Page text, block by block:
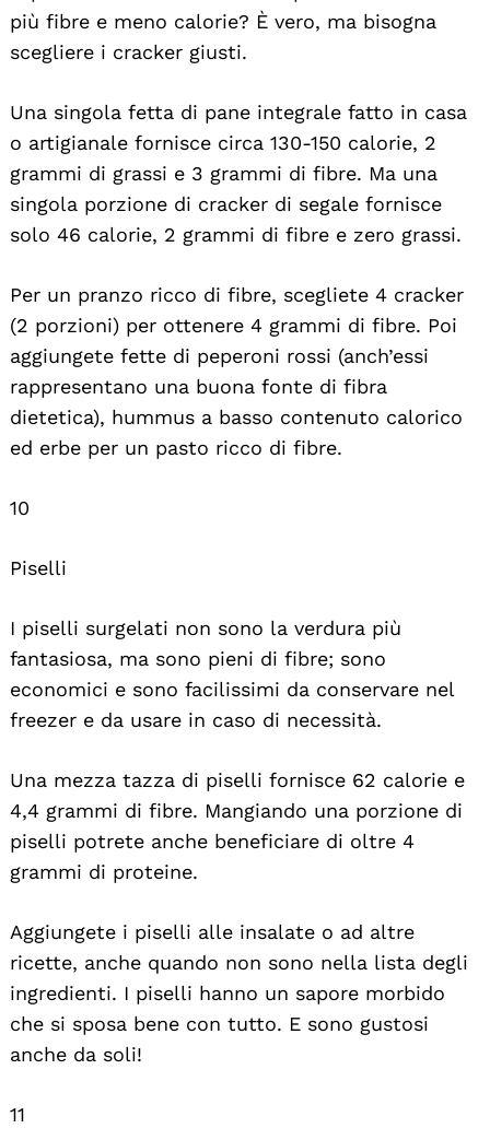
più fibre e meno calorie? È vero, ma bisogna
scegliere i cracker giusti.
Una singola fetta di pane integrale fatto in casa
o artigianale fornisce circa 130-150 calorie, 2
grammi di grassi e 3 grammi di fibre. Ma una
singola porzione di cracker di segale fornisce
solo 46 calorie, 2 grammi di fibre e zero grassi.
Per un pranzo ricco di fibre, scegliete 4 cracker
(2 porzioni) per ottenere 4 grammi di fibre. Poi
aggiungete fette di peperoni rossi (anch’essi
rappresentano una buona fonte di fibra
dietetica), hummus a basso contenuto calorico
ed erbe per un pasto ricco di fibre.
10
Piselli
I piselli surgelati non sono la verdura più
fantasiosa, ma sono pieni di fibre; sono
economici e sono facilissimi da conservare nel
freezer e da usare in caso di necessità.
Una mezza tazza di piselli fornisce 62 calorie e
4,4 grammi di fibre. Mangiando una porzione di
piselli potrete anche beneficiare di oltre 4
grammi di proteine.
Aggiungete i piselli alle insalate o ad altre
ricette, anche quando non sono nella lista degli
ingredienti. I piselli hanno un sapore morbido
che si sposa bene con tutto. E sono gustosi
anche da soli!
11